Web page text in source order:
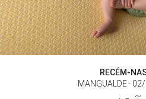
RECÉM-
MANGUALDE